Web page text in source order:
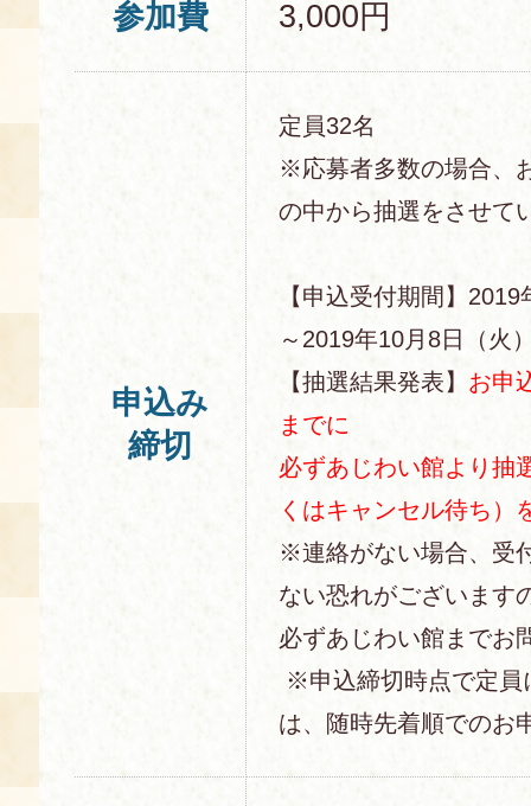
参加費 3,000円
申込み
締切
定員32名
※応募者多数の場合、
の中から抽選をさせて
【申込受付期間】
～2019年10月8日（火
【抽選結果発表】 お申
までに
必ずあじわい館より抽
くはキャンセル待ち）
※連絡がない場合、受
ない恐れがございます
必ずあじわい館までお
※申込締切時点で定員
は、随時先着順でのお